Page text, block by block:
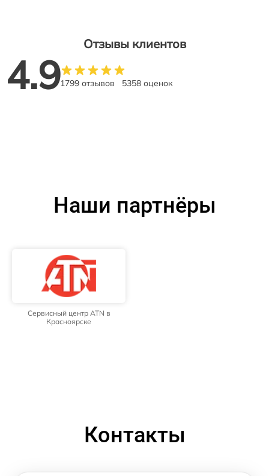
Отзывы клиентов
4.91799 отзывов 5358 оценок
Наши партнёры
Сервисный центр ATN в
Красноярске
Контакты